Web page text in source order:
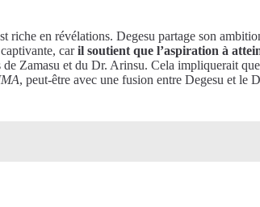
en révélations. Degesu partage son
caril soutient que l’aspiration à
Zamasu et du Dr. Arinsu. Cela impliquerait
, peut-être avec une fusion entre Degesu et le